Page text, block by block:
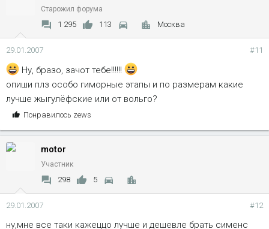
:
Старожил форума
1 295 113 Москва
29.01.2007 #11
Ну, бразо, зачот тебе!!!!!!
опиши плз особо гиморные этапы и по размерам какие
лучше жыгулёфские или от вольго?
С
м
:
Понравилось zews
motor
Участник
298 5
29.01.2007 #12
ну,мне все таки кажеццо лучше и дешевле брать сименс